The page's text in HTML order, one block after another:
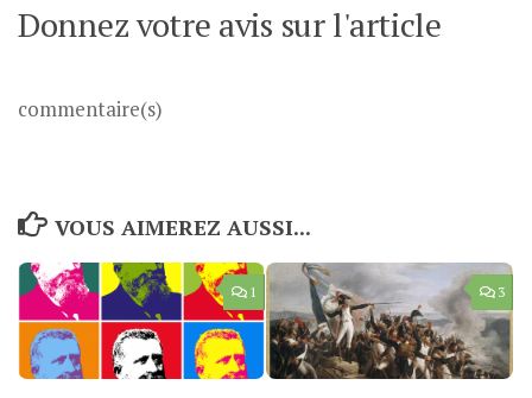
Donnez votre avis sur l'article
commentaire(s)
VOUS AIMEREZ AUSSI...
1 3